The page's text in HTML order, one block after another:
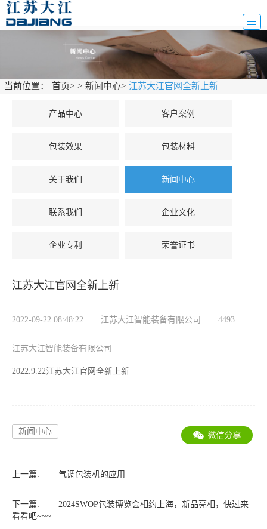
当前位置： 首页> > 新闻中心> 江苏大江官网全新上新
产品中心 客户案例
包装效果 包装材料
关于我们 新闻中心
联系我们 企业文化
企业专利 荣誉证书
江苏大江官网全新上新
2022-09-22 08:48:22 江苏大江智能装备有限公司 4493
江苏大江智能装备有限公司
2022.9.22江苏大江官网全新上新
新闻中心
上一篇: 气调包装机的应用
下一篇:
2024SWOP包装博览会相约上海，新品亮相，快过来
看看吧~~~